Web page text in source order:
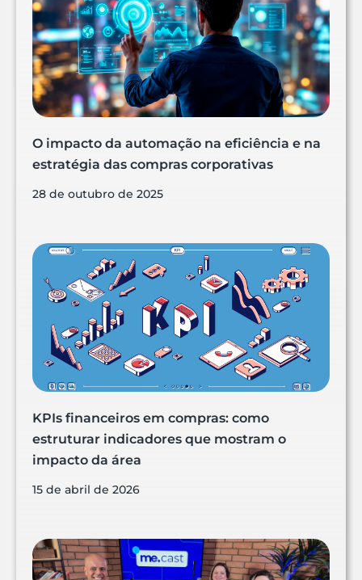
O impacto da automação na eficiência e na
estratégia das compras corporativas
28 de outubro de 2025
KPIs financeiros em compras: como
estruturar indicadores que mostram o
impacto da área
15 de abril de 2026